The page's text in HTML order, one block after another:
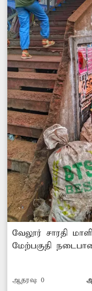
வேலூர் சாரதி
மேற்பகுதி
மூட்டை,
வீசுகிறது.
ஆதரவு: 0